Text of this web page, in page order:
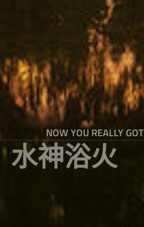
NOW YOU REALLY GOT
水神浴火